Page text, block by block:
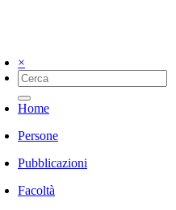
×
Home
Persone
Pubblicazioni
Facoltà